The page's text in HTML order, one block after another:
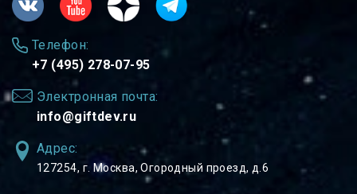
Телефон:
+7 (495) 278-07-95
Электронная почта:
info@giftdev.ru
Адрес:
127254, ⁠г. Москва, Огородный проезд, д.6